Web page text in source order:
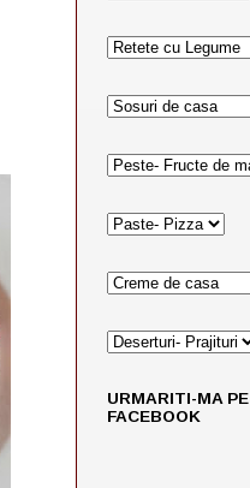
URMARITI-MA PE
FACEBOOK